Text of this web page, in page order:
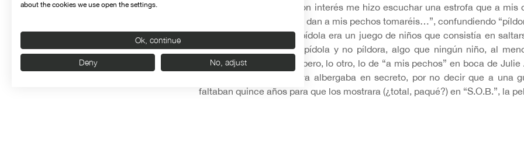
Sugar”) que yo seguía con interés me hizo escuchar una estrofa que a
azúcar esa pídola que os dan a mis pechos tomaréis…”, confundiendo
por “a mis pechos”. La pídola era un juego de niños que consistía en
sentido a que yo oyera pídola y no píldora, algo que ningún niño, al
pudiera decir pastilla…, pero, lo otro, lo de “a mis pechos” en boca de
algún mal instinto que ya albergaba en secreto, por no decir que a una
faltaban quince años para que los mostrara (¿total, paqué?) en “S.O.B.”, la
about the cookies we use open the settings.
Ok, continue
Deny No, adjust